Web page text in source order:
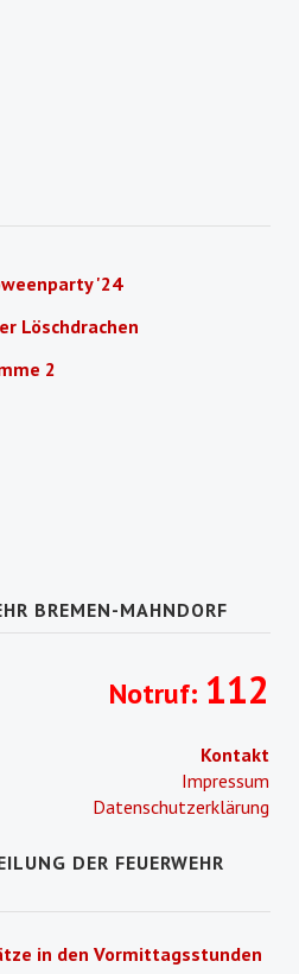
'24
Löschdrachen
2
BREMEN-MAHNDORF
Notruf: 112
Kontakt
Impressum
Datenschutzerklärung
DER FEUERWEHR
in den Vormittagsstunden